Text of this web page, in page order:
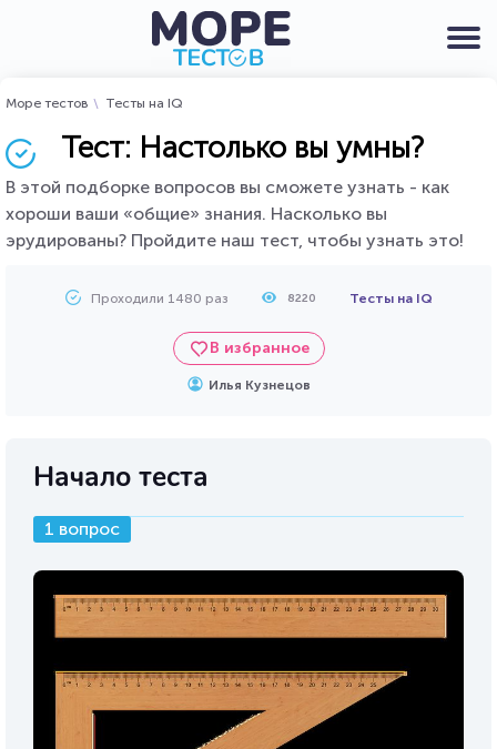
Море тестов Тесты на IQ
Тест: Настолько вы умны?
В этой подборке вопросов вы сможете узнать - как
хороши ваши «общие» знания. Насколько вы
эрудированы? Пройдите наш тест, чтобы узнать это!
Проходили 1480 раз 8220 Тесты на IQ
В избранное
Илья Кузнецов
Начало теста
1 вопрос